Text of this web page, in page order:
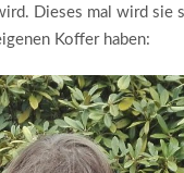
Dieses mal wird sie
Koffer haben: